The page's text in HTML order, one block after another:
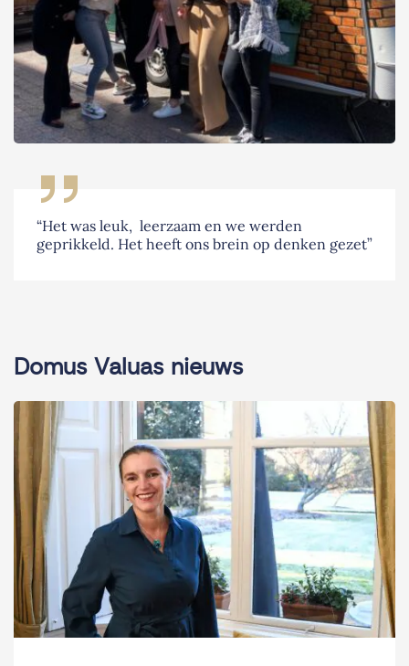
“Het was leuk, leerzaam en we werden
geprikkeld. Het heeft ons brein op denken gezet”
Domus Valuas nieuws